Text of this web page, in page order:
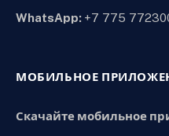
WhatsApp: +7 775
МОБИЛЬНОЕ
Скачайте мобильное